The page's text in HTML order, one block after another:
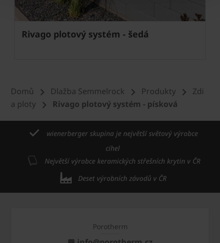
Rivago plotový systém - šedá
Domů Dlažba Semmelrock Produkty
Zdi
a ploty
Rivago plotový systém - písková
wienerberger skupina je největší světový výrobce
cihel
Největší výrobce keramických střešních krytin v ČR
Deset výrobních závodů v ČR
Porotherm